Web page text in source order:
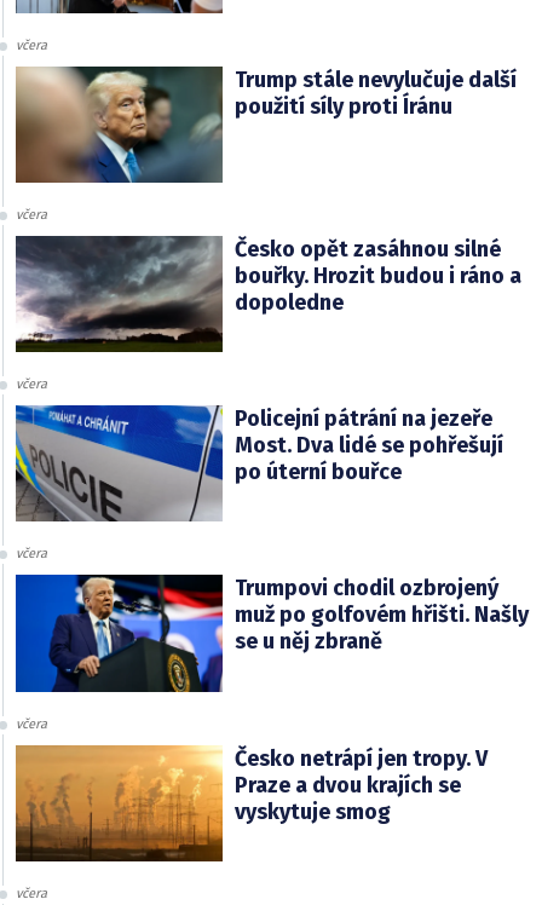
včera
Trump stále nevylučuje další
použití síly proti Íránu
včera
Česko opět zasáhnou silné
bouřky. Hrozit budou i ráno a
dopoledne
včera
Policejní pátrání na jezeře
Most. Dva lidé se pohřešují
po úterní bouřce
včera
Trumpovi chodil ozbrojený
muž po golfovém hřišti. Našly
se u něj zbraně
včera
Česko netrápí jen tropy. V
Praze a dvou krajích se
vyskytuje smog
včera